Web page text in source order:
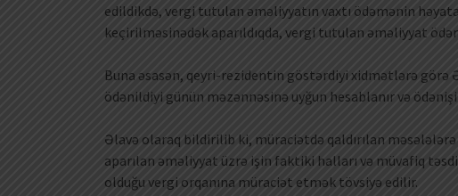
edildikdə, vergi tutulan əməliyyatın vaxtı ödəmənin
keçirilməsinədək aparıldıqda, vergi tutulan əməliyyat
Buna əsasən, qeyri-rezidentin göstərdiyi xidmətlərə
ödənildiyi günün məzənnəsinə uyğun hesablanır və
Əlavə olaraq bildirilib ki, müraciətdə qaldırılan
aparılan əməliyyat üzrə işin faktiki halları və müvafiq
olduğu vergi orqanına müraciət etmək tövsiyə edilir.